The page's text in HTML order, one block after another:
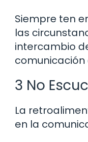
Siempre ten
las
intercambio
comunicación
3 No
La
en la